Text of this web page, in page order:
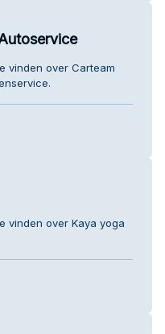
vinden over Carteam
vinden over Kaya yoga